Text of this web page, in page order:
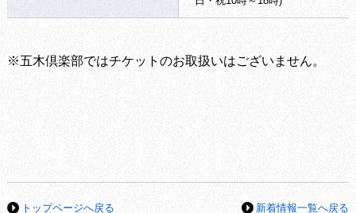
※五木倶楽部ではチケットのお取扱いはございません。
トップページへ戻る 新着情報一覧へ戻る